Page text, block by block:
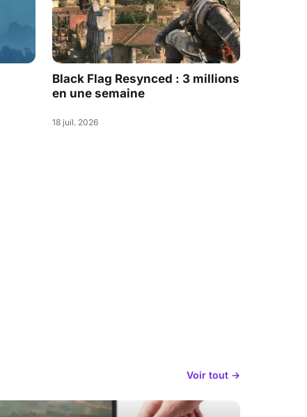
Black Flag Resynced : 3 millions
en une semaine
18 juil. 2026
Voir tout →